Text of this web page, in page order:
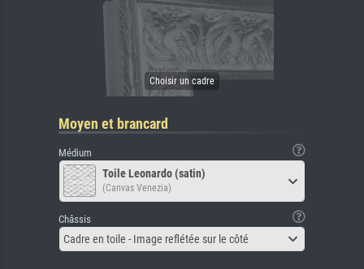
Moyen et brancard
Médium
Toile Leonardo (satin)
(Canvas Venezia)
Châssis
Cadre en toile - Image reflétée sur le côté